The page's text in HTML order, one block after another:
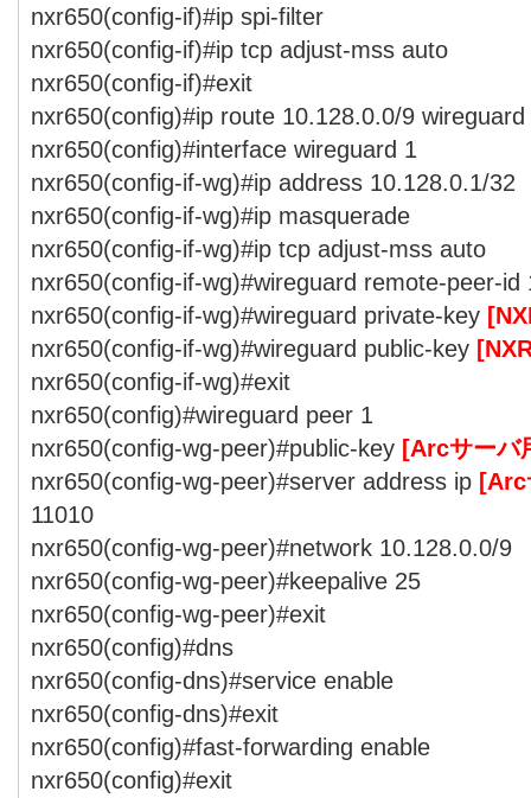
nxr650(config-if)#ip spi-filter
nxr650(config-if)#ip tcp adjust-mss auto
nxr650(config-if)#exit
nxr650(config)#ip route 10.128.0.0/9 wireguard
nxr650(config)#interface wireguard 1
nxr650(config-if-wg)#ip address 10.128.0.1/32
nxr650(config-if-wg)#ip masquerade
nxr650(config-if-wg)#ip tcp adjust-mss auto
nxr650(config-if-wg)#wireguard remote-peer-id
nxr650(config-if-wg)#wireguard private-key
nxr650(config-if-wg)#wireguard public-key
nxr650(config-if-wg)#exit
nxr650(config)#wireguard peer 1
nxr650(config-wg-peer)#public-key [Arcサーバ
nxr650(config-wg-peer)#server address ip [Arc
11010
nxr650(config-wg-peer)#network 10.128.0.0/9
nxr650(config-wg-peer)#keepalive 25
nxr650(config-wg-peer)#exit
nxr650(config)#dns
nxr650(config-dns)#service enable
nxr650(config-dns)#exit
nxr650(config)#fast-forwarding enable
nxr650(config)#exit